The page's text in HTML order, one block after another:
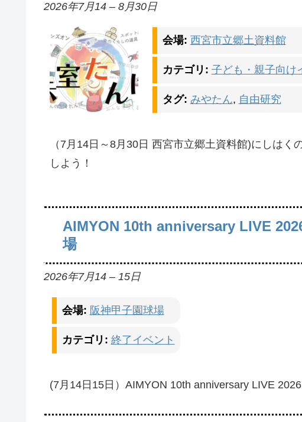
2026年7月14 – 8月30日
会場: 西宮市立郷土資料館
カテゴリ: 子ども・親子向け
タグ: みやたん, 自由研究
（7月14日～8月30日 西宮市立郷土資料館)にしは
しよう！
AIMYON 10th anniversary LIVE
場
2026年7月14 – 15日
会場: 阪神甲子園球場
カテゴリ: 終了イベント
(7月14日15日）AIMYON 10th anniversary LIVE